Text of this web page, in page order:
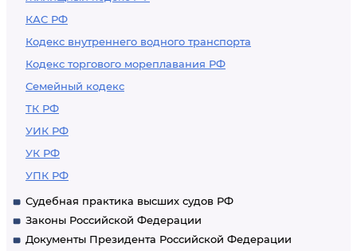
КАС РФ
Кодекс внутреннего водного транспорта
Кодекс торгового мореплавания РФ
Семейный кодекс
ТК РФ
УИК РФ
УК РФ
УПК РФ
Судебная практика высших судов РФ
Законы Российской Федерации
Документы Президента Российской Федерации